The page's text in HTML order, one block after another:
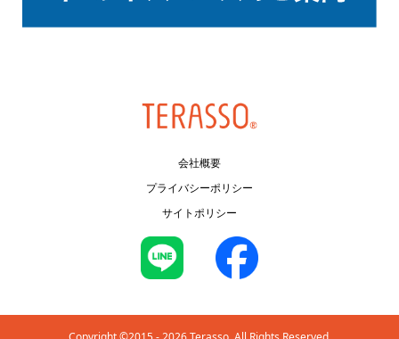
会社概要
プライバシーポリシー
サイトポリシー